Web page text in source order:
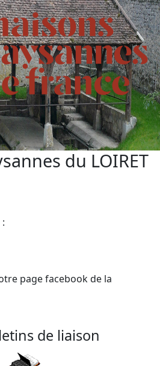
du LOIRET
page facebook de la
de liaison